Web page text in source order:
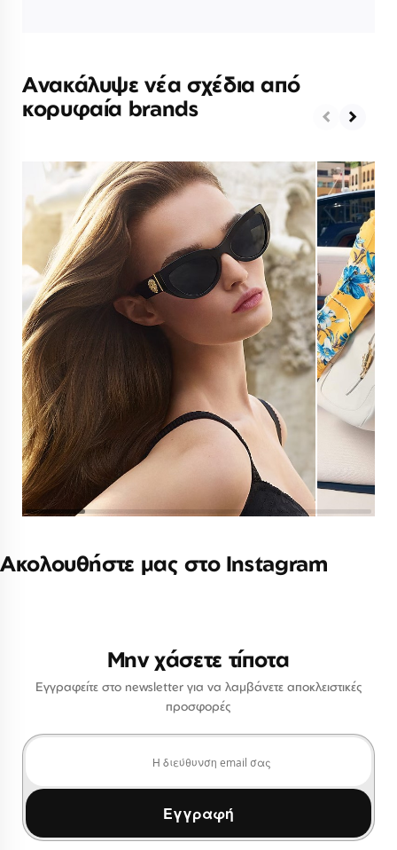
Ανακάλυψε νέα σχέδια από
κορυφαία brands
Ακολουθήστε μας στο Instagram
Μην χάσετε τίποτα
Εγγραφείτε στο newsletter για να λαμβάνετε αποκλειστικές
προσφορές
Εγγραφή